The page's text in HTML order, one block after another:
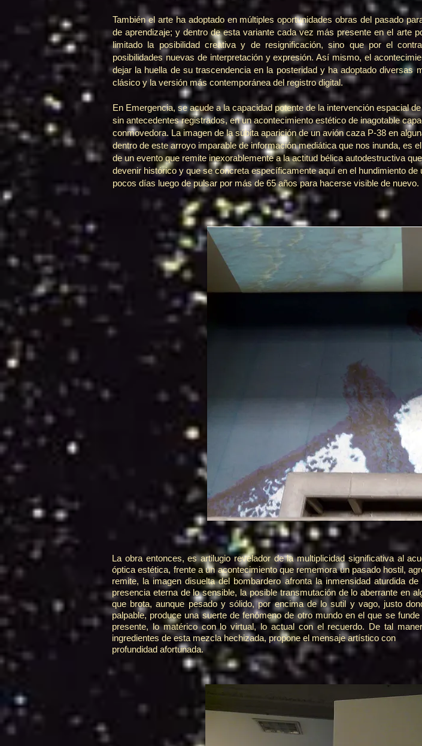
También el arte ha adoptado en múltiples oportunidades obras del pasado
de aprendizaje; y dentro de esta variante cada vez más presente en el arte
limitado la posibilidad creativa y de resignificación, sino que por el
posibilidades nuevas de interpretación y expresión. Así mismo, el
dejar la huella de su trascendencia en la posteridad y ha adoptado diversas
clásico y la versión más contemporánea del registro digital.
En Emergencia, se acude a la capacidad potente de la intervención espacial
sin antecedentes registrados, en un acontecimiento estético de inagotable
conmovedora. La imagen de la súbita aparición de un avión caza P-38 en
dentro de este arroyo imparable de información mediática que nos inunda, es
de un evento que remite inexorablemente a la actitud bélica autodestructiva
devenir histórico y que se concreta específicamente aquí en el hundimiento
pocos días luego de pulsar por más de 65 años para hacerse visible de nuevo.
La obra entonces, es artilugio revelador de la multiplicidad significativa al
óptica estética, frente a un acontecimiento que rememora un pasado hostil,
remite, la imagen disuelta del bombardero afronta la inmensidad aturdida
presencia eterna de lo sensible, la posible transmutación de lo aberrante en
que brota, aunque pesado y sólido, por encima de lo sutil y vago, justo
palpable, produce una suerte de fenómeno de otro mundo en el que se
presente, lo matérico con lo virtual, lo actual con el recuerdo. De tal
ingredientes de esta mezcla hechizada, propone el mensaje artístico con
profundidad afortunada.